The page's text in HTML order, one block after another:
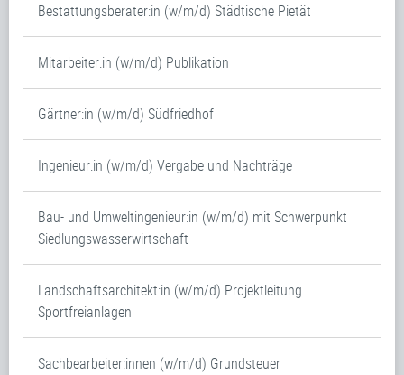
Bestattungsberater:in (w/m/d) Städtische Pietät
Mitarbeiter:in (w/m/d) Publikation
Gärtner:in (w/m/d) Südfriedhof
Ingenieur:in (w/m/d) Vergabe und Nachträge
Bau- und Umweltingenieur:in (w/m/d) mit Schwerpunkt
Siedlungswasserwirtschaft
Landschaftsarchitekt:in (w/m/d) Projektleitung
Sportfreianlagen
Sachbearbeiter:innen (w/m/d) Grundsteuer